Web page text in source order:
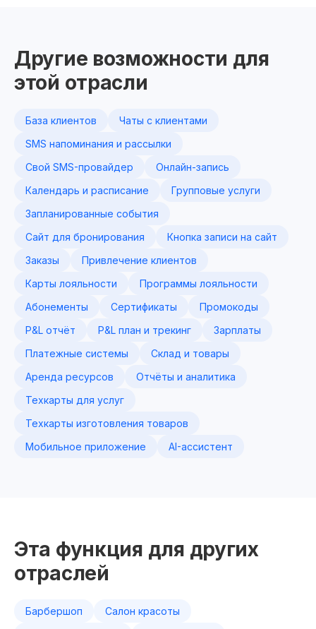
Другие возможности для
этой отрасли
База клиентов
Чаты с клиентами
SMS напоминания и рассылки
Свой SMS-провайдер
Онлайн-запись
Календарь и расписание
Групповые услуги
Запланированные события
Сайт для бронирования
Кнопка записи на сайт
Заказы
Привлечение клиентов
Карты лояльности
Программы лояльности
Абонементы
Сертификаты
Промокоды
P&L отчёт
P&L план и трекинг
Зарплаты
Платежные системы
Склад и товары
Аренда ресурсов
Отчёты и аналитика
Техкарты для услуг
Техкарты изготовления товаров
Мобильное приложение
AI-ассистент
Эта функция для других
отраслей
Барбершоп
Салон красоты